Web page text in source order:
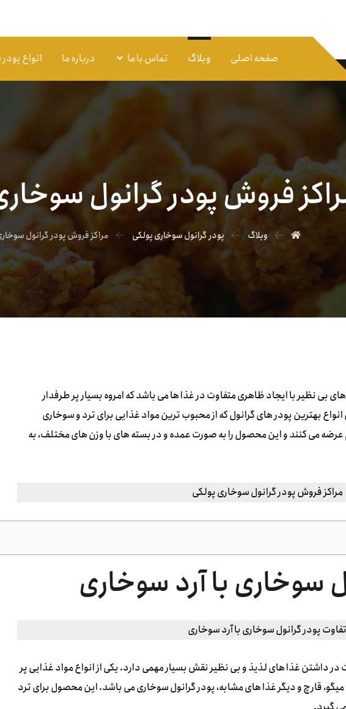
صفحه اصلی وبلاگ تماس با ما درباره ما انواع
فروش پودر گرانول
وبلاگ پودر گرانول سوخاری پولکی مراکز فروش پودر گرانول
بی نظیر با ایجاد ظاهری متفاوت در غذا ها می باشد که امروه بسیار پر طرفدار
بهترین پودر های گرانول که از محبوب ترین مواد غذایی برای ترد و سوخاری
می کنند و این محصول را به صورت عمده و در بسته های با وزن های مختلف، به
سوخاری با آرد سوخاری
داشتن غذا های لذیذ و بی نظیر نقش بسیار مهمی دارد. یکی از انواع مواد غذایی پر
قارچ و دیگر غذا های مشابه، پودر گرانول سوخاری می باشد. این محصول برای ترد